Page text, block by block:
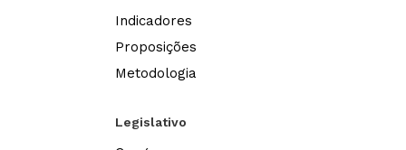
Indicadores
Proposições
Metodologia
Legislativo